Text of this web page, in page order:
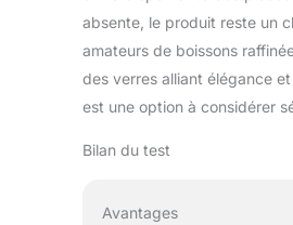
absente, le produit reste un
amateurs de boissons
des verres alliant élégance
est une option à considérer
Bilan du test
Avantages